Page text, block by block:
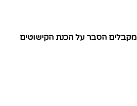
מקבלים הסבר על הכנת הקישוטים